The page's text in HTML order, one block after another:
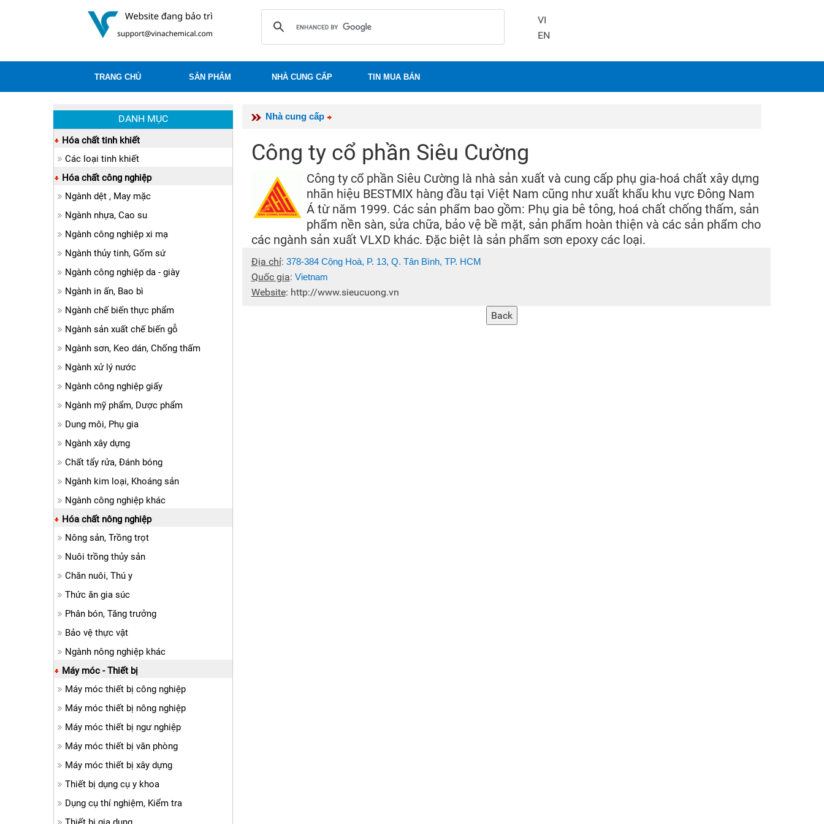
VI
EN
TRANG CHỦ SẢN PHẨM NHÀ CUNG CẤP TIN MUA BÁN
Nhà cung cấp
Công ty cổ phần Siêu Cường
Công ty cổ phần Siêu Cường là nhà sản xuất và cung cấp phụ gia-hoá chất xây dựng
nhãn hiệu BESTMIX hàng đầu tại Việt Nam cũng như xuất khẩu khu vực Đông Nam
Á từ năm 1999. Các sản phẩm bao gồm: Phụ gia bê tông, hoá chất chống thấm, sản
phẩm nền sàn, sửa chữa, bảo vệ bề mặt, sản phẩm hoàn thiện và các sản phẩm cho
các ngành sản xuất VLXD khác. Đặc biệt là sản phẩm sơn epoxy các loại.
Địa chỉ: 378-384 Cộng Hoà, P. 13, Q. Tân Bình, TP. HCM
Quốc gia: Vietnam
Website: http://www.sieucuong.vn
DANH MỤC
Hóa chất tinh khiết
Các loại tinh khiết
Hóa chất công nghiệp
Ngành dệt , May mặc
Ngành nhựa, Cao su
Ngành công nghiệp xi mạ
Ngành thủy tinh, Gốm sứ
Ngành công nghiệp da - giày
Ngành in ấn, Bao bì
Ngành chế biến thực phẩm
Ngành sản xuất chế biến gỗ
Ngành sơn, Keo dán, Chống thấm
Ngành xử lý nước
Ngành công nghiệp giấy
Ngành mỹ phẩm, Dược phẩm
Dung môi, Phụ gia
Ngành xây dựng
Chất tẩy rửa, Đánh bóng
Ngành kim loại, Khoáng sản
Ngành công nghiệp khác
Hóa chất nông nghiệp
Nông sản, Trồng trọt
Nuôi trồng thủy sản
Chăn nuôi, Thú y
Thức ăn gia súc
Phân bón, Tăng trưởng
Bảo vệ thực vật
Ngành nông nghiệp khác
Máy móc - Thiết bị
Máy móc thiết bị công nghiệp
Máy móc thiết bị nông nghiệp
Máy móc thiết bị ngư nghiệp
Máy móc thiết bị văn phòng
Máy móc thiết bị xây dựng
Thiết bị dụng cụ y khoa
Dụng cụ thí nghiệm, Kiểm tra